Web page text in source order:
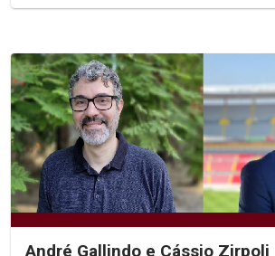
André Gallindo e Cássio